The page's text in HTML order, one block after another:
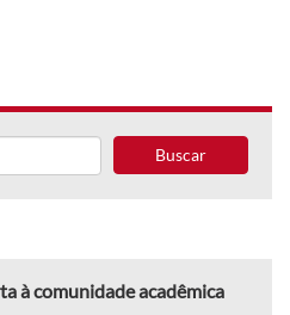
Buscar
à comunidade acadêmica